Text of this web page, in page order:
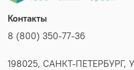
Контакты
8 (800) 350-77-36
198025, САНКТ-ПЕТЕРБУРГ,